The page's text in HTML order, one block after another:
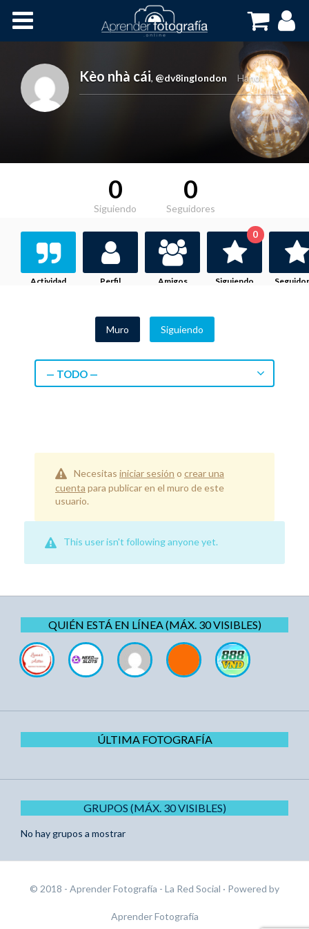
Cursos OnLine
Kèo nhà cái, @dv8inglondon Hanoi
0
Siguiendo
0
Seguidores
Actividad Perfil Amigos Siguiendo
0
Muro Siguiendo
— TODO —
Necesitas iniciar sesión o crear una
cuenta para publicar en el muro de este
usuario.
This user isn't following anyone yet.
QUIÉN ESTÁ EN LÍNEA (MÁX. 30 VISIBLES)
ÚLTIMA FOTOGRAFÍA
GRUPOS (MÁX. 30 VISIBLES)
No hay grupos a mostrar
© 2018 - Aprender Fotografía - La Red Social · Powered by
Aprender Fotografía